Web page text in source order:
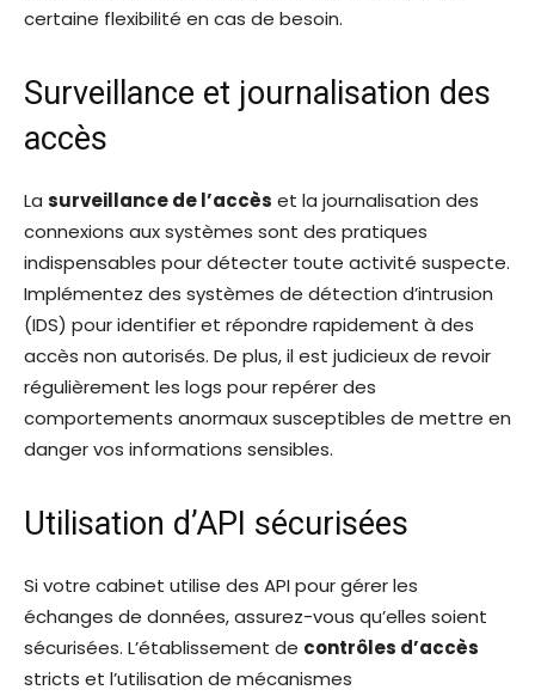
certaine flexibilité en cas de besoin.
Surveillance et journalisation des
accès
La surveillance de l’accès et la journalisation des
connexions aux systèmes sont des pratiques
indispensables pour détecter toute activité suspecte.
Implémentez des systèmes de détection d’intrusion
(IDS) pour identifier et répondre rapidement à des
accès non autorisés. De plus, il est judicieux de revoir
régulièrement les logs pour repérer des
comportements anormaux susceptibles de mettre en
danger vos informations sensibles.
Utilisation d’API sécurisées
Si votre cabinet utilise des API pour gérer les
échanges de données, assurez-vous qu’elles soient
sécurisées. L’établissement de contrôles d’accès
stricts et l’utilisation de mécanismes